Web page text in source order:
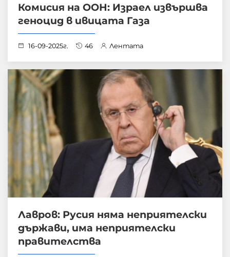
Комисия на ООН: Израел извършва
геноцид в ивицата Газа
16-09-2025г. 46 Лентата
Лавров: Русия няма неприятелски
държави, има неприятелски
правителства